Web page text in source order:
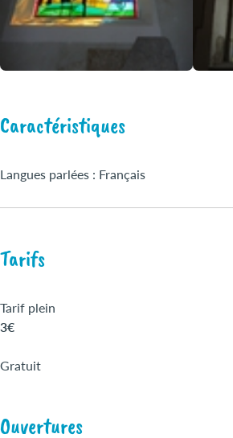
Caractéristiques
Langues parlées : Français
Tarifs
Tarif plein
3€
Gratuit
Ouvertures